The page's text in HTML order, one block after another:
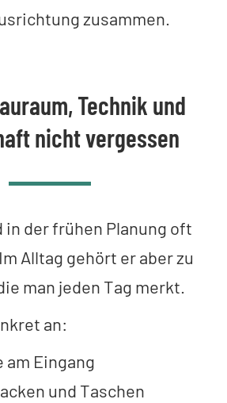
zusammen.
Technik und
nicht vergessen
in der frühen Planung oft
Alltag gehört er aber zu
man jeden Tag merkt.
an:
am Eingang
und Taschen